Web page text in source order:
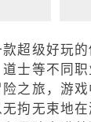
款超级好玩
士等不同
之旅，游
拘无束地